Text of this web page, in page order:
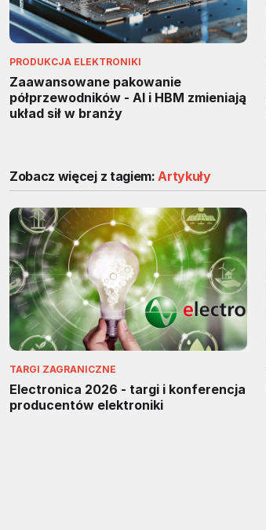
PRODUKCJA ELEKTRONIKI
Zaawansowane pakowanie
półprzewodników - AI i HBM zmieniają
układ sił w branży
Zobacz więcej z tagiem: Artykuły
TARGI ZAGRANICZNE
Electronica 2026 - targi i konferencja
producentów elektroniki